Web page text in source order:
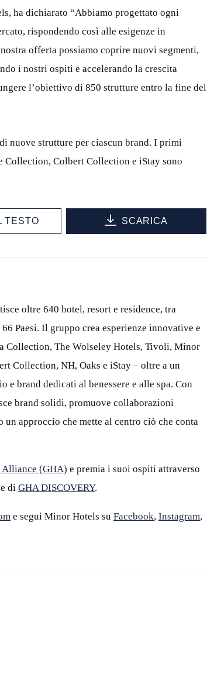
ha dichiarato “Abbiamo progettato ogni
rispondendo così alle esigenze in
offerta possiamo coprire nuovi segmenti,
i nostri ospiti e accelerando la crescita
l’obiettivo di 850 strutture entro la fine del
nuove strutture per ciascun brand. I primi
Colbert Collection e iStay sono
TESTO SCARICA
oltre 640 hotel, resort e residence, tra
Paesi. Il gruppo crea esperienze innovative e
Collection, The Wolseley Hotels, Tivoli, Minor
Collection, NH, Oaks e iStay – oltre a un
brand dedicati al benessere e alle spa. Con
brand solidi, promuove collaborazioni
un approccio che mette al centro ciò che conta
(GHA) e premia i suoi ospiti attraverso
di GHA DISCOVERY.
e segui Minor Hotels su Facebook, Instagram,